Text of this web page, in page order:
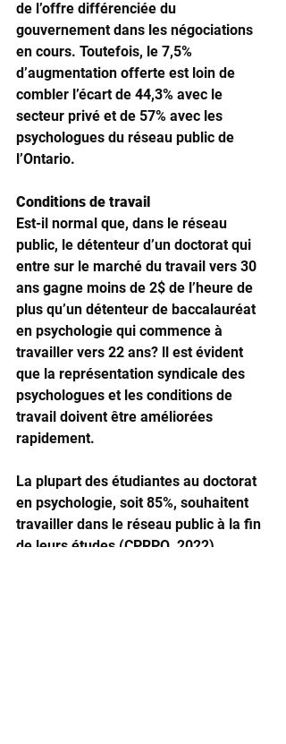
de l’offre différenciée du
gouvernement dans les négociations
en cours. Toutefois, le 7,5%
d’augmentation offerte est loin de
combler l’écart de 44,3% avec le
secteur privé et de 57% avec les
psychologues du réseau public de
l’Ontario.
Conditions de travail
Est-il normal que, dans le réseau
public, le détenteur d’un doctorat qui
entre sur le marché du travail vers 30
ans gagne moins de 2$ de l’heure de
plus qu’un détenteur de baccalauréat
en psychologie qui commence à
travailler vers 22 ans? ll est évident
que la représentation syndicale des
psychologues et les conditions de
travail doivent être améliorées
rapidement.
La plupart des étudiantes au doctorat
en psychologie, soit 85%, souhaitent
travailler dans le réseau public à la fin
de leurs études (CPRPQ, 2022).